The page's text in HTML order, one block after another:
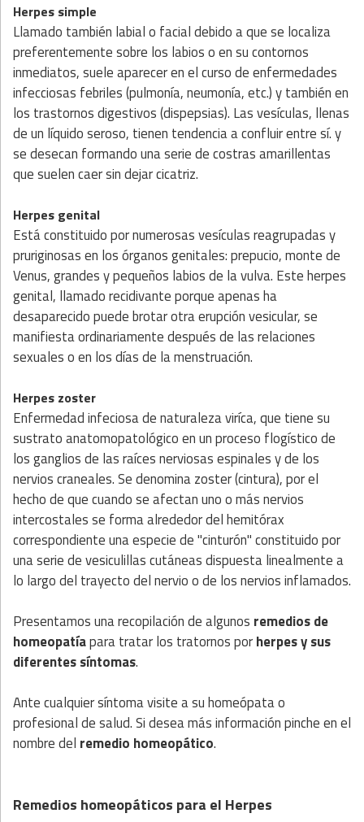
Herpes simple
Llamado también labial o facial debido a que se localiza
preferentemente sobre los labios o en su contornos
inmediatos, suele aparecer en el curso de enfermedades
infecciosas febriles (pulmonía, neumonía, etc.) y también en
los trastornos digestivos (dispepsias). Las vesículas, llenas
de un líquido seroso, tienen tendencia a confluir entre sí. y
se desecan formando una serie de costras amarillentas
que suelen caer sin dejar cicatriz.
Herpes genital
Está constituido por numerosas vesículas reagrupadas y
pruriginosas en los órganos genitales: prepucio, monte de
Venus, grandes y pequeños labios de la vulva. Este herpes
genital, llamado recidivante porque apenas ha
desaparecido puede brotar otra erupción vesicular, se
manifiesta ordinariamente después de las relaciones
sexuales o en los días de la menstruación.
Herpes zoster
Enfermedad infeciosa de naturaleza viríca, que tiene su
sustrato anatomopatológico en un proceso flogístico de
los ganglios de las raíces nerviosas espinales y de los
nervios craneales. Se denomina zoster (cintura), por el
hecho de que cuando se afectan uno o más nervios
intercostales se forma alrededor del hemitórax
correspondiente una especie de "cinturón" constituido por
una serie de vesiculillas cutáneas dispuesta linealmente a
lo largo del trayecto del nervio o de los nervios inflamados.
Presentamos una recopilación de algunos remedios de
homeopatíapara tratar los tratornos porherpes y sus
diferentes síntomas.
Ante cualquier síntoma visite a su homeópata o
profesional de salud. Si desea más información pinche en el
nombre del remedio homeopático.
Remedios homeopáticos para el Herpes